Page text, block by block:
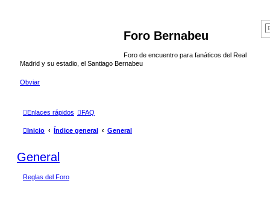
Foro Bernabeu
Foro de encuentro para fanáticos del Real
Madrid y su estadio, el Santiago Bernabeu
Obviar
Enlaces rápidos FAQ
Inicio Índice general General
General
Reglas del Foro